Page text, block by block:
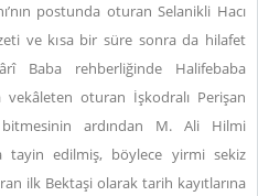
postunda oturan Selanikli Hacı
ve kısa bir süre sonra da hilafet
Baba rehberliğinde Halifebaba
oturan İşkodralı Perişan
bitmesinin ardından M. Ali Hilmi
tayin edilmiş, böylece yirmi sekiz
ilk Bektaşi olarak tarih kayıtlarına